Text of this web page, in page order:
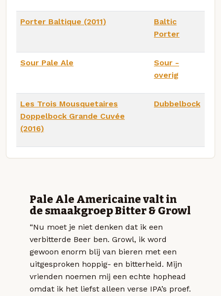
Porter Baltique (2011)
Baltic
Porter
Sour Pale Ale
Sour -
overig
Les Trois Mousquetaires
Doppelbock Grande Cuvée
(2016)
Dubbelbock
Pale Ale Americaine valt in
de smaakgroep Bitter & Growl
“Nu moet je niet denken dat ik een
verbitterde Beer ben. Growl, ik word
gewoon enorm blij van bieren met een
uitgesproken hoppig- en bitterheid. Mijn
vrienden noemen mij een echte hophead
omdat ik het liefst alleen verse IPA’s proef.